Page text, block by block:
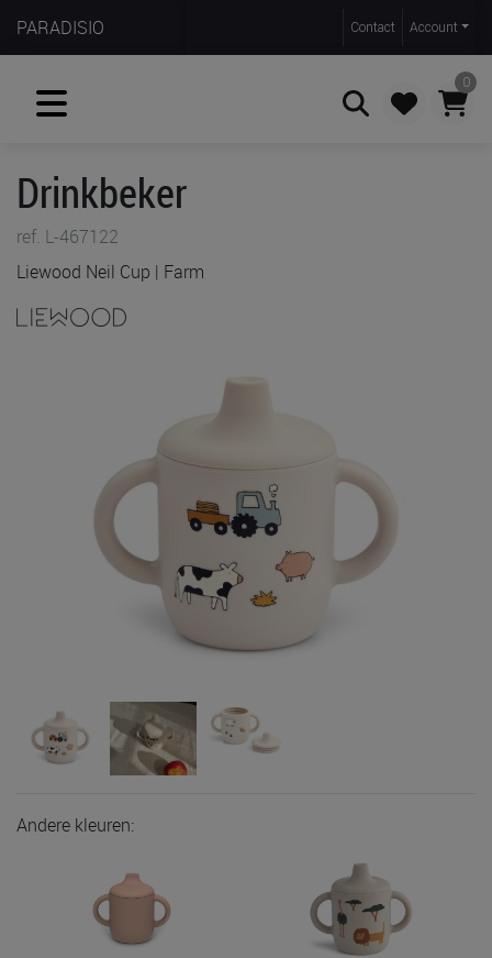
PARADISIO Contact Account
0
Drinkbeker
ref. L-467122
Liewood Neil Cup | Farm
Andere kleuren: